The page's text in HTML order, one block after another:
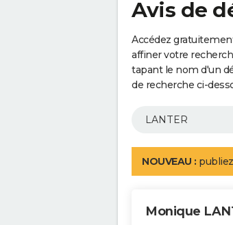
Avis de
Accédez
affiner votre
tapant le nom d'un
de recherche ci-
NOUVEAU :
Monique